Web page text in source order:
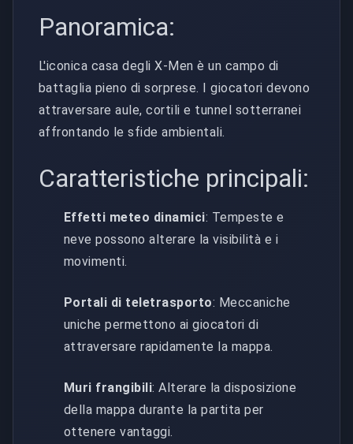
Panoramica:
L'iconica casa degli X-Men è un campo di
battaglia pieno di sorprese. I giocatori devono
attraversare aule, cortili e tunnel sotterranei
affrontando le sfide ambientali.
Caratteristiche principali:
Effetti meteo dinamici: Tempeste e
neve possono alterare la visibilità e i
movimenti.
Portali di teletrasporto: Meccaniche
uniche permettono ai giocatori di
attraversare rapidamente la mappa.
Muri frangibili: Alterare la disposizione
della mappa durante la partita per
ottenere vantaggi.